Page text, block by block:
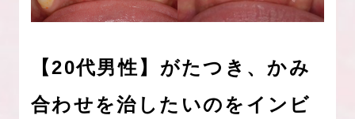
【20代男性】がたつき、かみ
合わせを治したいのをインビ